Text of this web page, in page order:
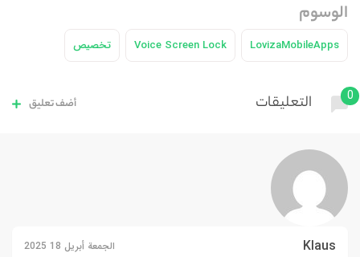
الوسوم
LovizaMobileApps
Voice Screen Lock تخصيص
0 التعليقات أضف تعليق
Klaus الجمعة أبريل 18 2025